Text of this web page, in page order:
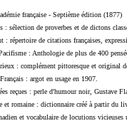
française - Septième édition (1877)
: sélection de proverbes et de dictons
: répertoire de citations françaises,
: Anthologie de plus de 400
: complément pittoresque et original
: argot en usage en 1907.
reçues : perle d'humour noir, Gustave
et romaine : dictionnaire créé à partir du
et vocabulaire de locutions vicieuses